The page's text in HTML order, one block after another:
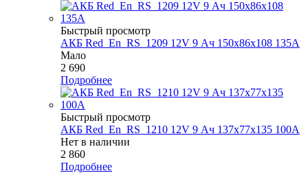
Быстрый просмотр
АКБ Red_En_RS_1209 12V 9 Ач 150х86х108 135А
Мало
2 690
Подробнее
Быстрый просмотр
АКБ Red_En_RS_1210 12V 9 Ач 137х77х135 100А
Нет в наличии
2 860
Подробнее